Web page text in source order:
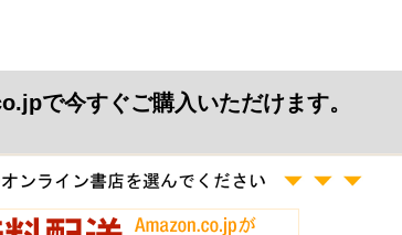
で今すぐご購入いただけます。